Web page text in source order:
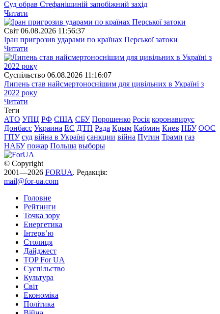
Суд обрав Стефанішиній запобіжний захід
Читати
Свiт 06.08.2026 11:56:37
Іран пригрозив ударами по країнах Перської затоки
Читати
Суспiльство 06.08.2026 11:16:07
Липень став найсмертоноснішим для цивільних в Україні з
2022 року
Читати
Теги
АТО УПЦ РФ США СБУ Порошенко Росія коронавирус
Донбасс Украина ЕС ДТП Рада Крым Кабмин Киев НБУ ООС
ГПУ суд війна в Україні санкции війна Путин Трамп газ
НАБУ пожар Польша выборы
© Copyright
2001—2026 FORUA. Редакція:
mail@for-ua.com
Головне
Рейтинги
Точка зору
Енергетика
Інтерв’ю
Столиця
Дайджест
TOP For UA
Суспiльство
Культура
Світ
Економіка
Політика